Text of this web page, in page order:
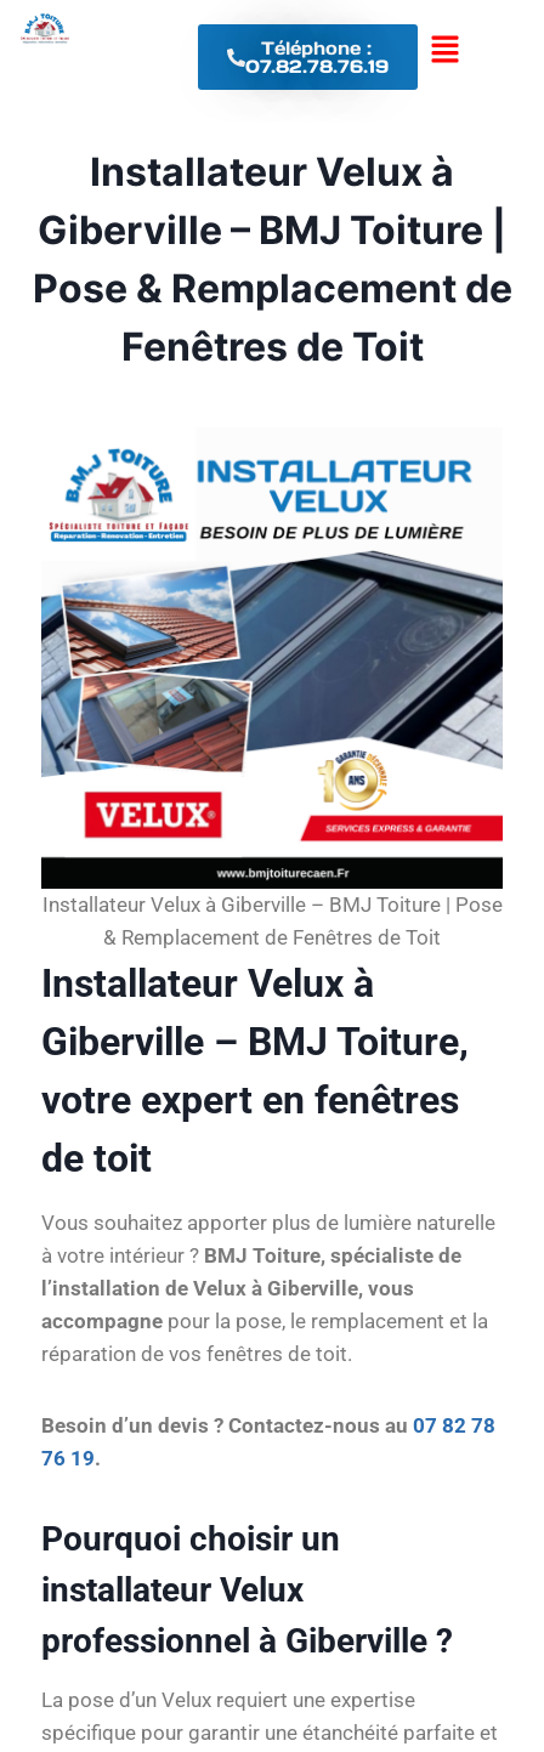
Téléphone :
07.82.78.76.19
Installateur Velux à
Giberville – BMJ Toiture |
Pose & Remplacement de
Fenêtres de Toit
Installateur Velux à Giberville – BMJ Toiture | Pose
& Remplacement de Fenêtres de Toit
Installateur Velux à
Giberville – BMJ Toiture,
votre expert en fenêtres
de toit
Vous souhaitez apporter plus de lumière naturelle
à votre intérieur ? BMJ Toiture, spécialiste de
l’installation de Velux à Giberville, vous
accompagne pour la pose, le remplacement et la
réparation de vos fenêtres de toit.
Besoin d’un devis ? Contactez-nous au 07 82 78
76 19.
Pourquoi choisir un
installateur Velux
professionnel à Giberville ?
La pose d’un Velux requiert une expertise
spécifique pour garantir une étanchéité parfaite et